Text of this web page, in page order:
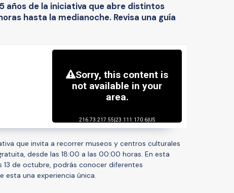
años de la iniciativa que abre distintos
hasta la medianoche. Revisa una guía
que invita a recorrer museos y centros culturales
desde las 18:00 a las 00:00 horas. En esta
13 de octubre, podrás conocer diferentes
esta una experiencia única.